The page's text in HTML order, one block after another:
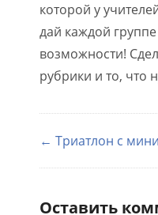
которой у
дай каждой
возможности!
рубрики и то, что
← Триатлон с
Оставить